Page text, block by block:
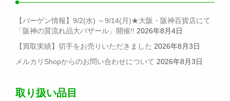
【バーゲン情報】9/2(水) ～9/14(月)★大阪・阪神百貨店にて
「阪神の質流れ品大バザール」開催!! 2026年8月4日
【買取実績】切手をお売りいただきました 2026年8月3日
メルカリShopからのお問い合わせについて 2026年8月3日
取り扱い品目